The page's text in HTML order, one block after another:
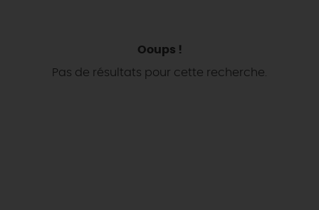
CETTE SEMAINE
Ooups !
Pas de résultats pour cette recherche.